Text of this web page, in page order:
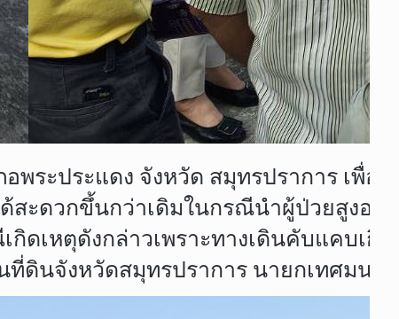
ระประแดง จังหวัด สมุทรปราการ เพื่
ะดวกขึ้นกว่าเดิมในกรณีนำผู้ป่วยสูงอ
ดเหตุดังกล่าวเพราะทางเดินคับแคบเ
ดินจังหวัดสมุทรปราการ นายกเทศมน